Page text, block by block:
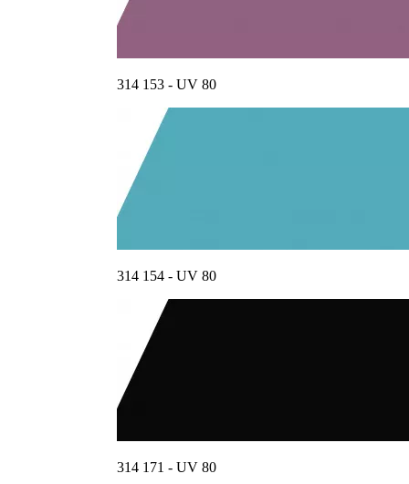
314 153 - UV 80
314 154 - UV 80
314 171 - UV 80